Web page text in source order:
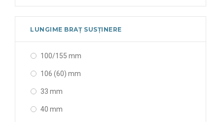
LUNGIME BRAȚ SUSȚINERE
100/155 mm
106 (60) mm
33 mm
40 mm